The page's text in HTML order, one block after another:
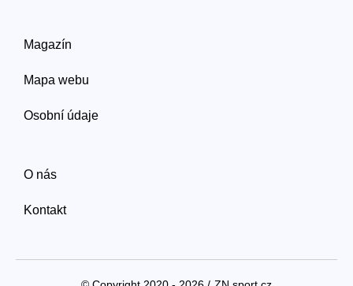
Magazín
Mapa webu
Osobní údaje
O nás
Kontakt